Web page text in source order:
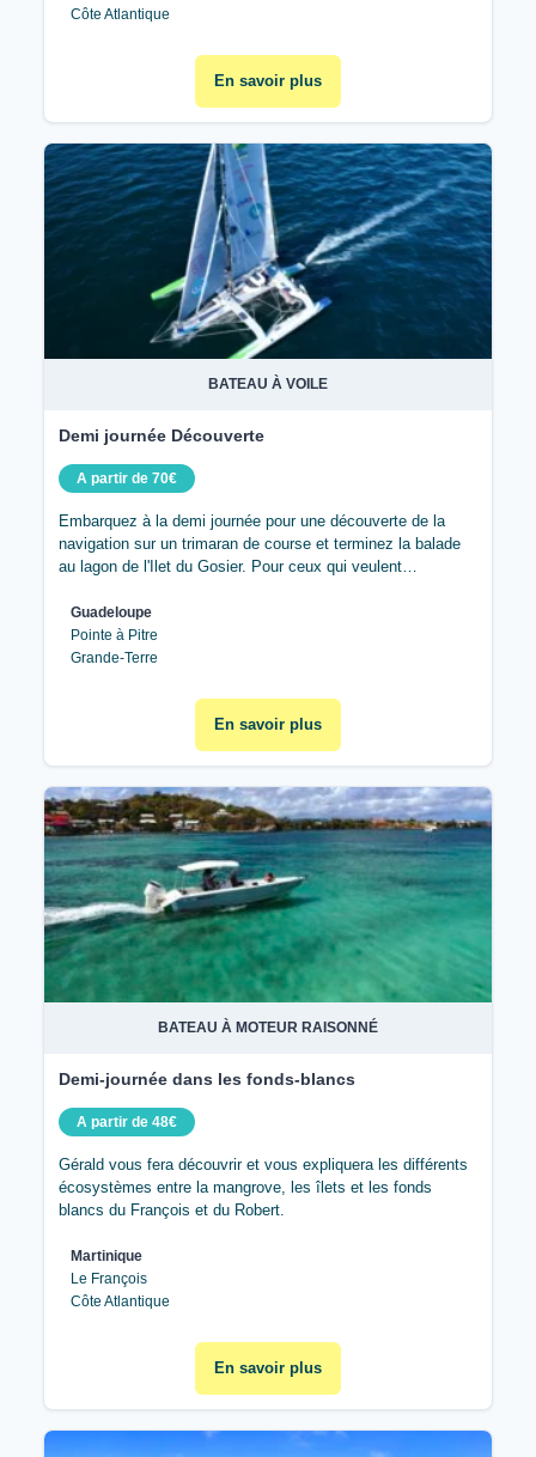
Côte Atlantique
En savoir plus
BATEAU À VOILE
Demi journée Découverte
A partir de 70€
Embarquez à la demi journée pour une découverte de la
navigation sur un trimaran de course et terminez la balade
au lagon de l'Ilet du Gosier. Pour ceux qui veulent…
Guadeloupe
Pointe à Pitre
Grande-Terre
En savoir plus
BATEAU À MOTEUR RAISONNÉ
Demi-journée dans les fonds-blancs
A partir de 48€
Gérald vous fera découvrir et vous expliquera les différents
écosystèmes entre la mangrove, les îlets et les fonds
blancs du François et du Robert.
Martinique
Le François
Côte Atlantique
En savoir plus